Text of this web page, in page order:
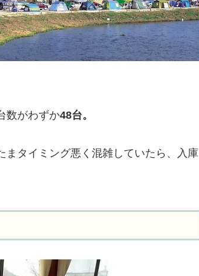
数がわずか48台。
タイミング悪く混雑していたら、入庫